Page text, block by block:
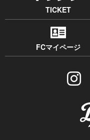
TICKET
FCマイページ